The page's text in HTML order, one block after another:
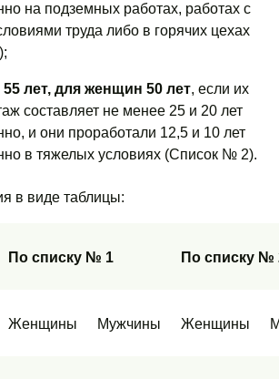
на подземных работах, работах с
труда либо в горячих цехах
лет, для женщин 50 лет, если их
составляет не менее 25 и 20 лет
и они проработали 12,5 и 10 лет
в тяжелых условиях (Список № 2).
в виде таблицы:
По списку № 1 По списку №
Женщины Мужчины Женщины